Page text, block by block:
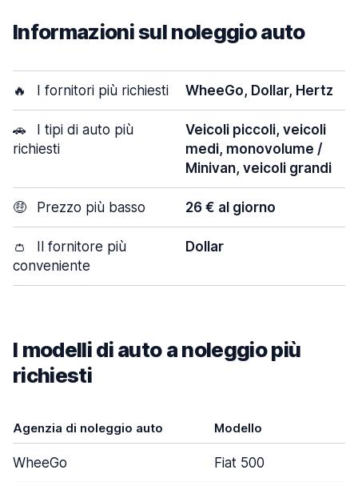
Informazioni sul noleggio auto
🔥 I fornitori più richiesti WheeGo, Dollar, Hertz
🚗
I tipi di auto più
richiesti
Veicoli piccoli, veicoli
medi, monovolume /
Minivan, veicoli grandi
🤑 Prezzo più basso 26 € al giorno
👛
Il fornitore più
conveniente
Dollar
I modelli di auto a noleggio più
richiesti
Agenzia di noleggio auto Modello
WheeGo Fiat 500